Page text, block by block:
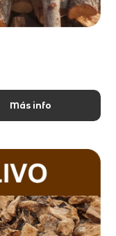
Más info